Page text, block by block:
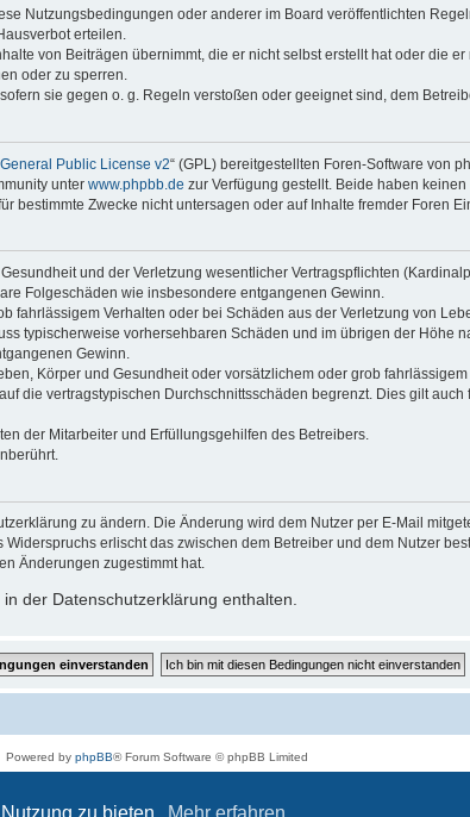
Nutzungsbedingungen oder anderer im Board veröffentlichten
erteilen.
von Beiträgen übernimmt, die er nicht selbst erstellt hat oder die
oder zu sperren.
sie gegen o. g. Regeln verstoßen oder geeignet sind, dem
Public License v2“ (GPL) bereitgestellten Foren-Software von
unter www.phpbb.de zur Verfügung gestellt. Beide haben
Zwecke nicht untersagen oder auf Inhalte fremder Foren
und der Verletzung wesentlicher Vertragspflichten
Folgeschäden wie insbesondere entgangenen Gewinn.
fahrlässigem Verhalten oder bei Schäden aus der Verletzung von
typischerweise vorhersehbaren Schäden und im übrigen der Höhe
Gewinn.
Körper und Gesundheit oder vorsätzlichem oder grob
die vertragstypischen Durchschnittsschäden begrenzt. Dies gilt
der Mitarbeiter und Erfüllungsgehilfen des Betreibers.
zu ändern. Die Änderung wird dem Nutzer per E-Mail
erlischt das zwischen dem Betreiber und dem Nutzer
Änderungen zugestimmt hat.
der Datenschutzerklärung enthalten.
Powered by phpBB® Forum Software © phpBB Limited